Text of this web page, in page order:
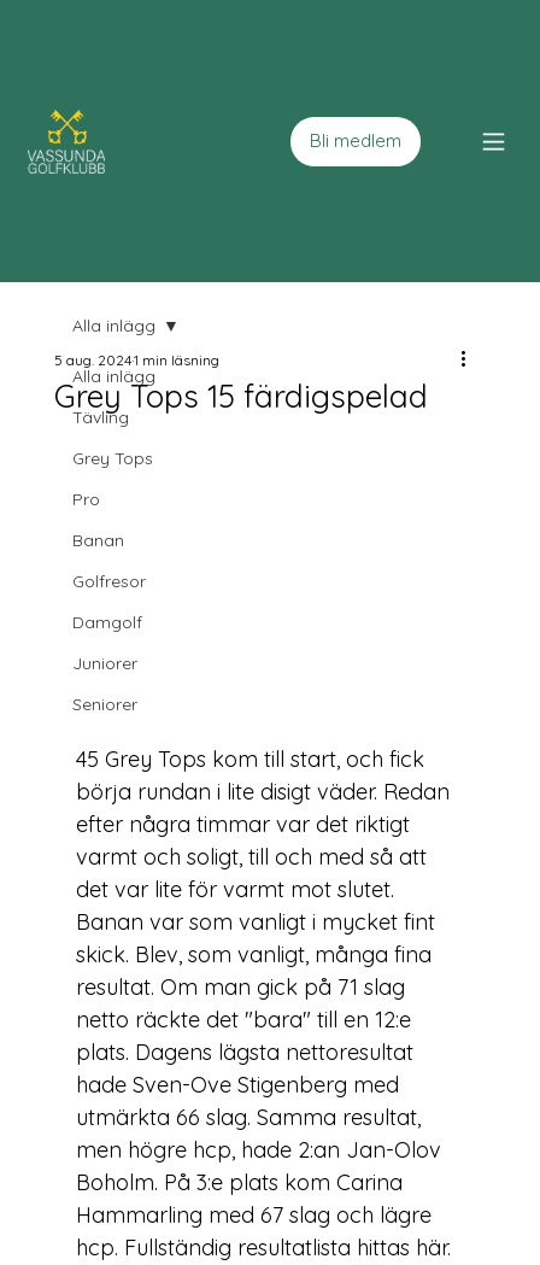
Bli medlem
Alla inlägg
Tävling
Grey Tops
Pro
Banan
Golfresor
Damgolf
Juniorer
Seniorer
Alla inlägg
Grey Tops 15 färdigspelad
5 aug. 20241 min läsning
45 Grey Tops kom till start, och fick
börja rundan i lite disigt väder. Redan
efter några timmar var det riktigt
varmt och soligt, till och med så att
det var lite för varmt mot slutet.
Banan var som vanligt i mycket fint
skick. Blev, som vanligt, många fina
resultat. Om man gick på 71 slag
netto räckte det "bara" till en 12:e
plats. Dagens lägsta nettoresultat
hade Sven-Ove Stigenberg med
utmärkta 66 slag. Samma resultat,
men högre hcp, hade 2:an Jan-Olov
Boholm. På 3:e plats kom Carina
Hammarling med 67 slag och lägre
hcp. Fullständig resultatlista hittas här.